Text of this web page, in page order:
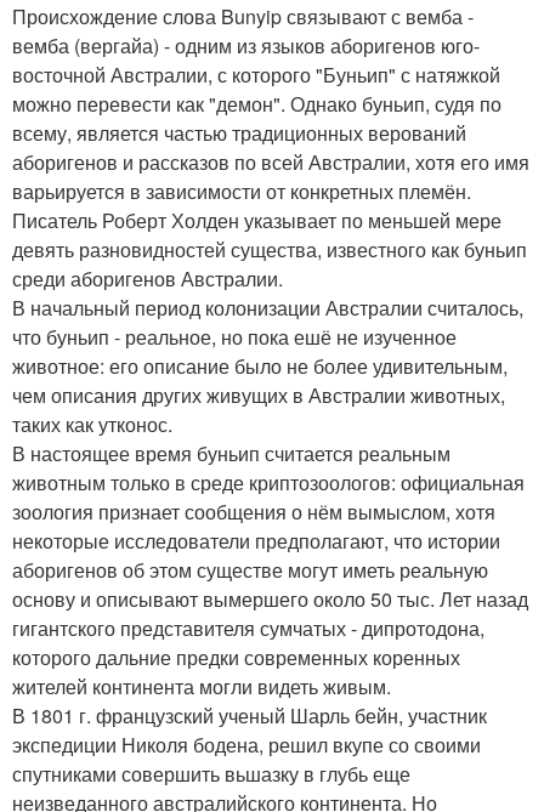
Происхождение слова Bunyip связывают с вемба -
вемба (вергайа) - одним из языков аборигенов юго-
восточной Австралии, с которого "Буньип" с натяжкой
можно перевести как "демон". Однако буньип, судя по
всему, является частью традиционных верований
аборигенов и рассказов по всей Австралии, хотя его имя
варьируется в зависимости от конкретных племён.
Писатель Роберт Холден указывает по меньшей мере
девять разновидностей существа, известного как буньип
среди аборигенов Австралии.
В начальный период колонизации Австралии считалось,
что буньип - реальное, но пока ешё не изученное
животное: его описание было не более удивительным,
чем описания других живущих в Австралии животных,
таких как утконос.
В настоящее время буньип считается реальным
животным только в среде криптозоологов: официальная
зоология признает сообщения о нём вымыслом, хотя
некоторые исследователи предполагают, что истории
аборигенов об этом существе могут иметь реальную
основу и описывают вымершего около 50 тыс. Лет назад
гигантского представителя сумчатых - дипротодона,
которого дальние предки современных коренных
жителей континента могли видеть живым.
В 1801 г. французский ученый Шарль бейн, участник
экспедиции Николя бодена, решил вкупе со своими
спутниками совершить вьшазку в глубь еще
неизведанного австралийского континента. Но